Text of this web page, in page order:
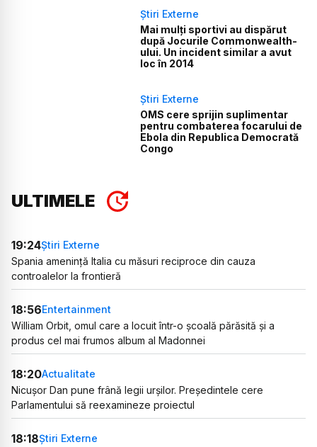
Știri Externe
Mai mulți sportivi au dispărut
după Jocurile Commonwealth-
ului. Un incident similar a avut
loc în 2014
Știri Externe
OMS cere sprijin suplimentar
pentru combaterea focarului de
Ebola din Republica Democrată
Congo
ULTIMELE
19:24Știri Externe
Spania amenință Italia cu măsuri reciproce din cauza
controalelor la frontieră
18:56Entertainment
William Orbit, omul care a locuit într-o școală părăsită și a
produs cel mai frumos album al Madonnei
18:20Actualitate
Nicușor Dan pune frână legii urșilor. Președintele cere
Parlamentului să reexamineze proiectul
18:18Știri Externe